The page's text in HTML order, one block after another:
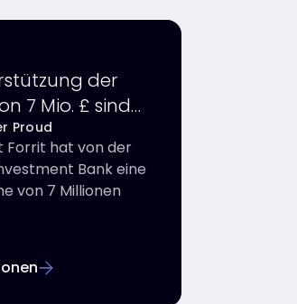
der
7 Mio. £ sind
gesetzt
Proud
Forrit hat von der
Bank eine
von 7 Millionen